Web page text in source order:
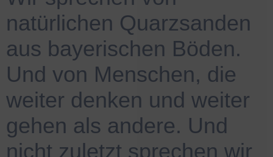
natürlichen Quarzsanden
aus bayerischen Böden.
Und von Menschen, die
weiter denken und weiter
gehen als andere. Und
nicht zuletzt sprechen wir